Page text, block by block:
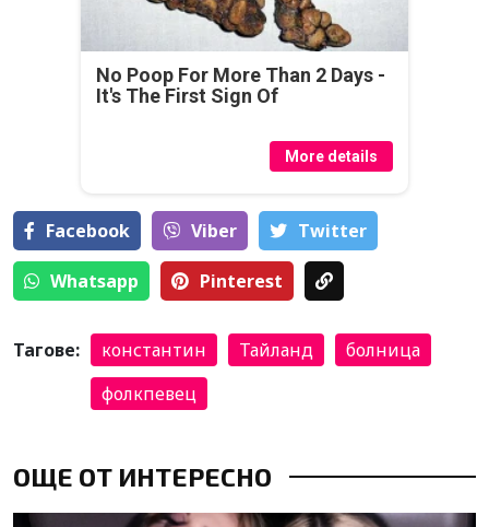
No Poop For More Than 2 Days -
It's The First Sign Of
More details
Facebook Viber Тwitter
Whatsapp Pinterest
Тагове: константин Тайланд
болница
фолкпевец
ОЩЕ ОТ ИНТЕРЕСНО